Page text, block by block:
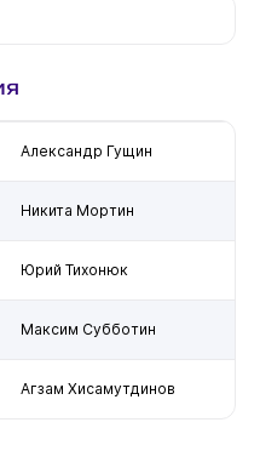
Александр Гущин
Никита Мортин
Юрий Тихонюк
Максим Субботин
Агзам Хисамутдинов